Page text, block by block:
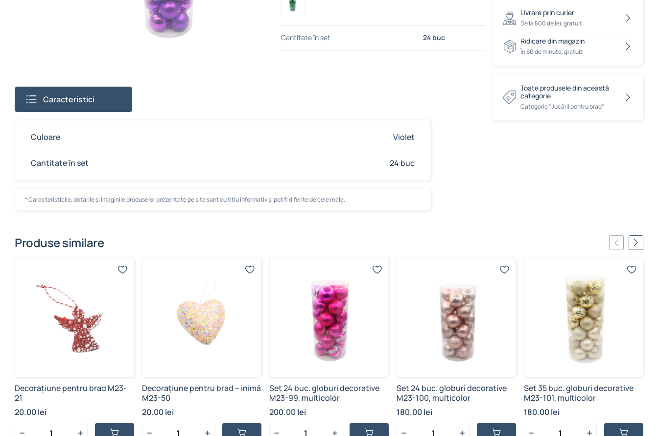
Cantitate în set 24 buc
Livrare prin curier
De la 500 de lei, gratuit
Ridicare din magazin
În 60 de minute, gratuit
Toate produsele din această
categorie
Сategorie "Jucării pentru brad"
Caracteristici
Culoare Violet
Cantitate în set 24 buc
* Caracteristicile, dotările și imaginile produselor prezentate pe site sunt cu titlu informativ și pot fi diferite de cele reale.
Produse similare
Decorațiune pentru brad M23-
21
20.00 lei
Decorațiune pentru brad – inimă
M23-50
20.00 lei
Set 24 buc. globuri decorative
M23-99, multicolor
200.00 lei
Set 24 buc. globuri decorative
M23-100, multicolor
180.00 lei
Set 35 buc. globuri decorative
M23-101, multicolor
180.00 lei